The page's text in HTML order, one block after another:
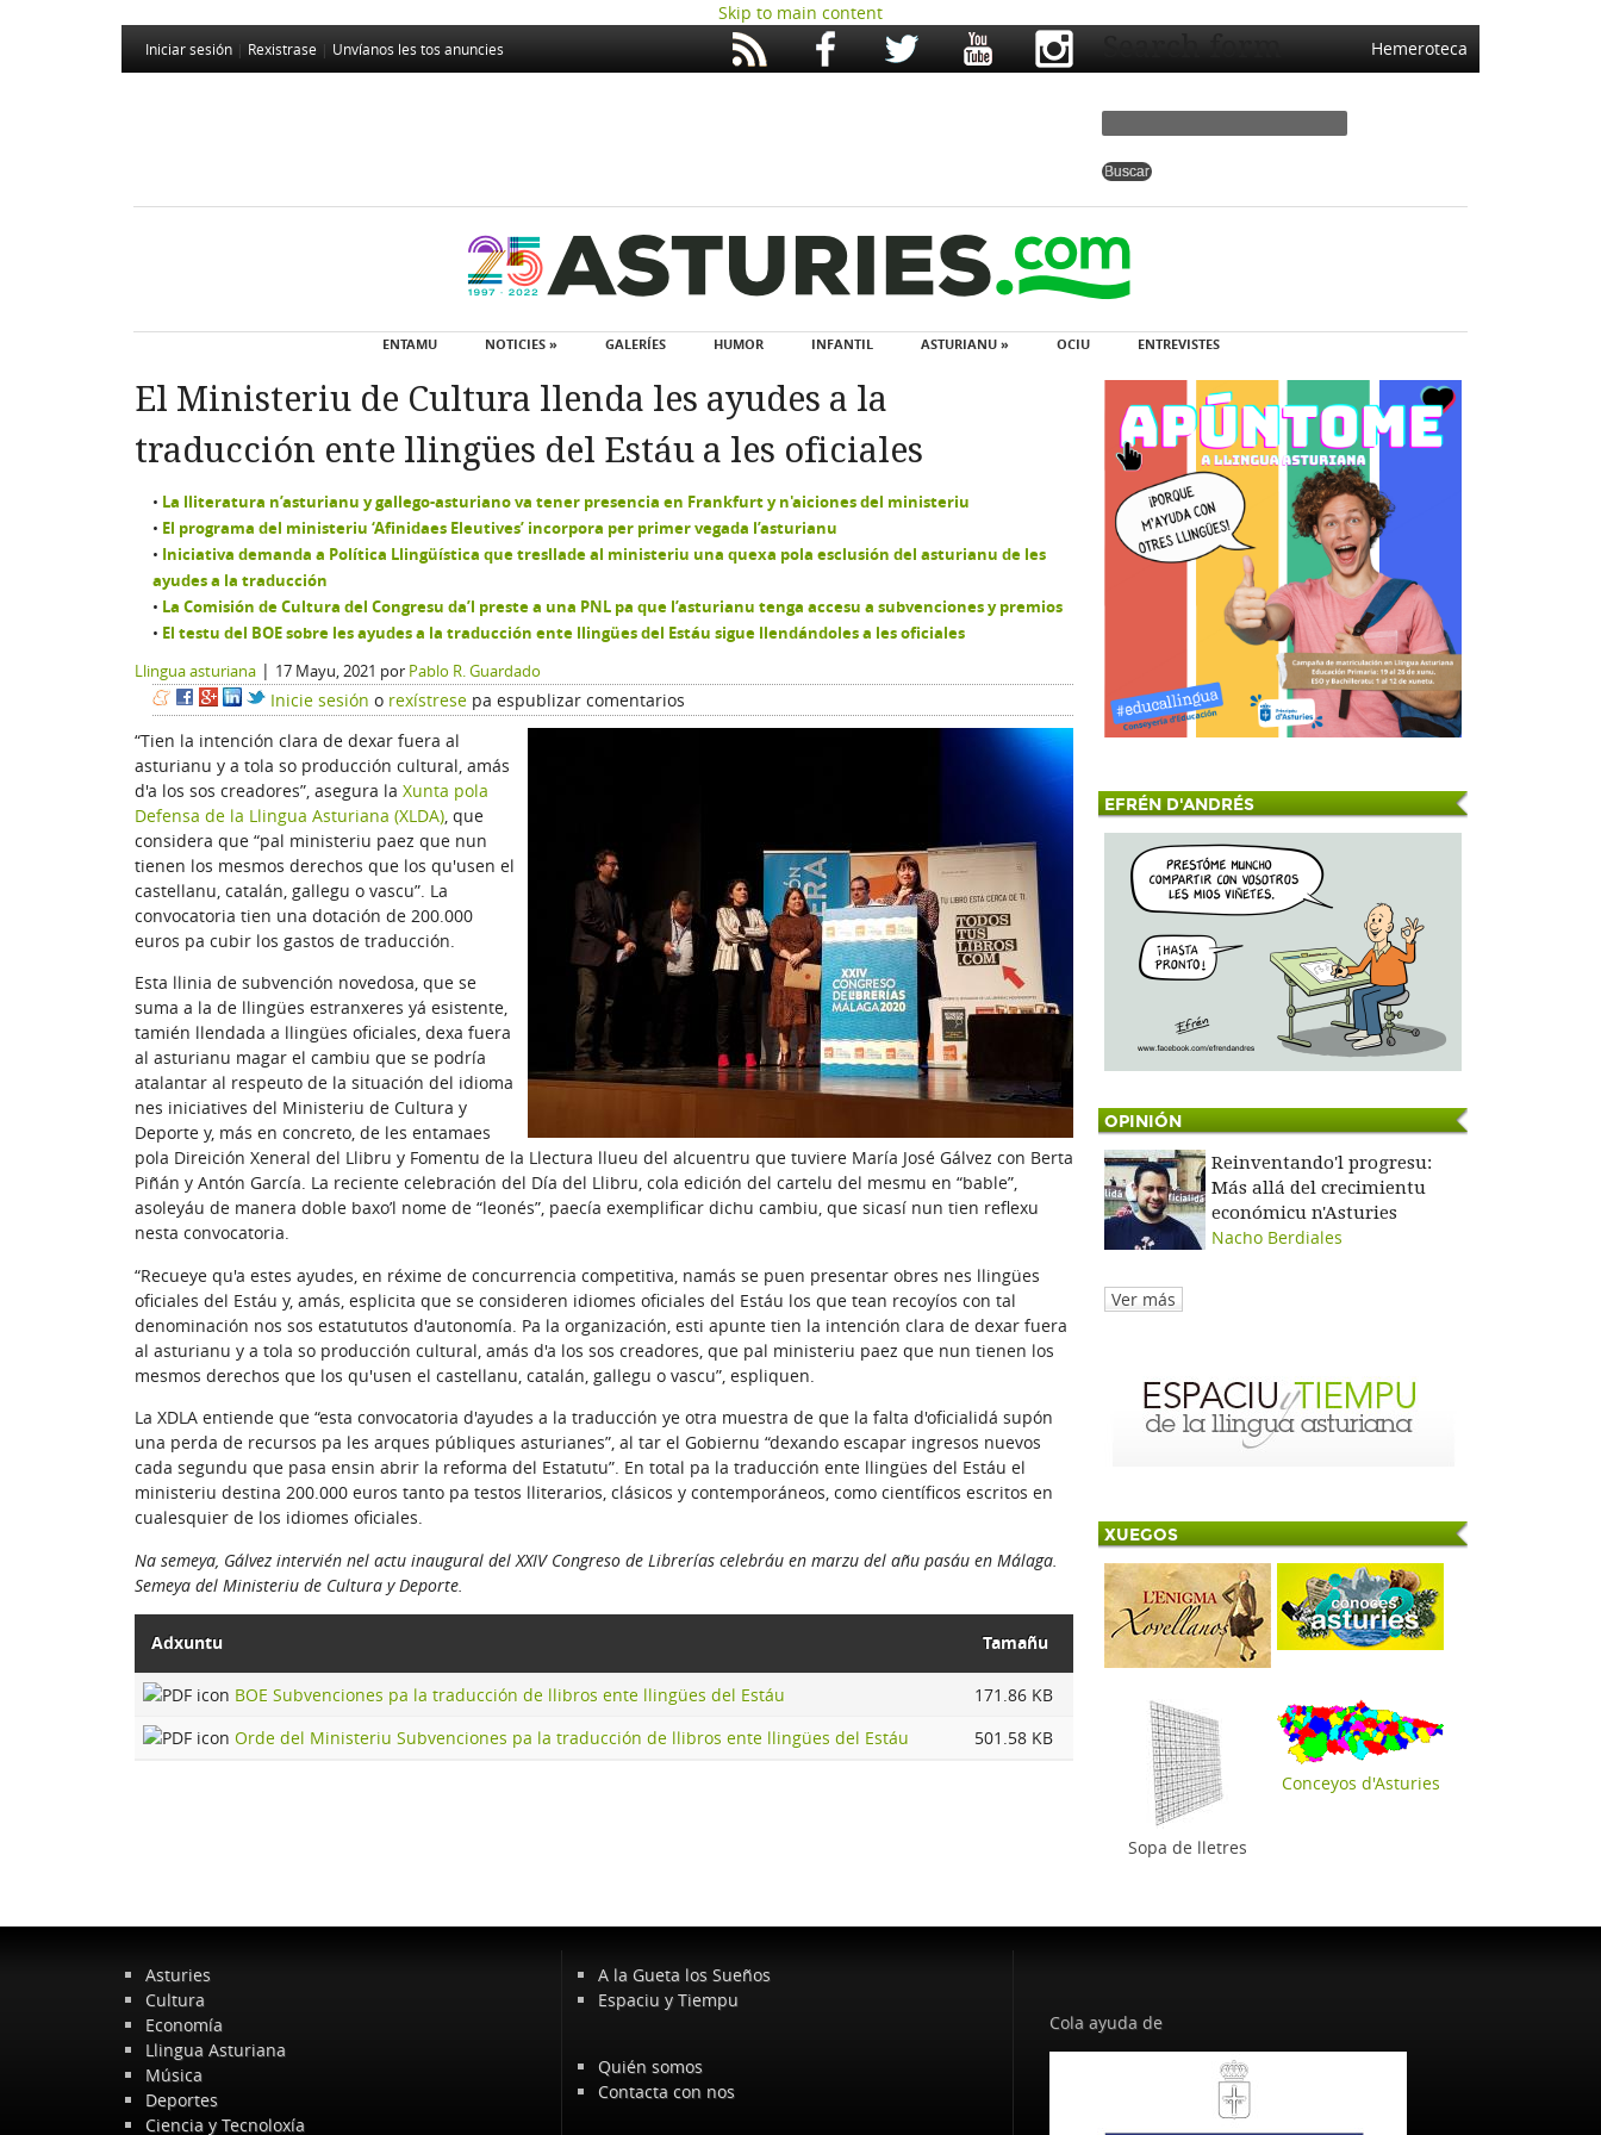
Skip to main content
Iniciar sesión Rexistrase Unvíanos les tos anuncies Hemeroteca
Search form
ENTAMU NOTICIES » GALERÍES HUMOR INFANTIL ASTURIANU » OCIU ENTREVISTES
El Ministeriu de Cultura llenda les ayudes a la
traducción ente llingües del Estáu a les oficiales
La lliteratura n’asturianu y gallego-asturiano va tener presencia en Frankfurt y n'aiciones del ministeriu
El programa del ministeriu ‘Afinidaes Eleutives’ incorpora per primer vegada l’asturianu
Iniciativa demanda a Política Llingüística que tresllade al ministeriu una quexa pola esclusión del asturianu de les
ayudes a la traducción
La Comisión de Cultura del Congresu da’l preste a una PNL pa que l’asturianu tenga accesu a subvenciones y premios
El testu del BOE sobre les ayudes a la traducción ente llingües del Estáu sigue llendándoles a les oficiales
Llingua asturiana | 17 Mayu, 2021 por Pablo R. Guardado
Inicie sesión o rexístrese pa espublizar comentarios
“Tien la intención clara de dexar fuera al
asturianu y a tola so producción cultural, amás
d'a los sos creadores”, asegura la Xunta pola
Defensa de la Llingua Asturiana (XLDA), que
considera que “pal ministeriu paez que nun
tienen los mesmos derechos que los qu'usen el
castellanu, catalán, gallegu o vascu”. La
convocatoria tien una dotación de 200.000
euros pa cubir los gastos de traducción.
Esta llinia de subvención novedosa, que se
suma a la de llingües estranxeres yá esistente,
tamién llendada a llingües oficiales, dexa fuera
al asturianu magar el cambiu que se podría
atalantar al respeuto de la situación del idioma
nes iniciatives del Ministeriu de Cultura y
Deporte y, más en concreto, de les entamaes
pola Direición Xeneral del Llibru y Fomentu de la Llectura llueu del alcuentru que tuviere María José Gálvez con Berta
Piñán y Antón García. La reciente celebración del Día del Llibru, cola edición del cartelu del mesmu en “bable”,
asoleyáu de manera doble baxo’l nome de “leonés”, paecía exemplificar dichu cambiu, que sicasí nun tien reflexu
nesta convocatoria.
“Recueye qu'a estes ayudes, en réxime de concurrencia competitiva, namás se puen presentar obres nes llingües
oficiales del Estáu y, amás, esplicita que se consideren idiomes oficiales del Estáu los que tean recoyíos con tal
denominación nos sos estatututos d'autonomía. Pa la organización, esti apunte tien la intención clara de dexar fuera
al asturianu y a tola so producción cultural, amás d'a los sos creadores, que pal ministeriu paez que nun tienen los
mesmos derechos que los qu'usen el castellanu, catalán, gallegu o vascu”, espliquen.
La XDLA entiende que “esta convocatoria d'ayudes a la traducción ye otra muestra de que la falta d'oficialidá supón
una perda de recursos pa les arques públiques asturianes”, al tar el Gobiernu “dexando escapar ingresos nuevos
cada segundu que pasa ensin abrir la reforma del Estatutu”. En total pa la traducción ente llingües del Estáu el
ministeriu destina 200.000 euros tanto pa testos lliterarios, clásicos y contemporáneos, como científicos escritos en
cualesquier de los idiomes oficiales.
Na semeya, Gálvez intervién nel actu inaugural del XXIV Congreso de Librerías celebráu en marzu del añu pasáu en Málaga.
Semeya del Ministeriu de Cultura y Deporte.
Adxuntu Tamañu
BOE Subvenciones pa la traducción de llibros ente llingües del Estáu
171.86 KB
Orde del Ministeriu Subvenciones pa la traducción de llibros ente llingües del Estáu
501.58 KB
EFRÉN D'ANDRÉS
OPINIÓN
Reinventando'l progresu:
Más allá del crecimientu
económicu n'Asturies
Nacho Berdiales
Ver más
XUEGOS
Sopa de lletres
Conceyos d'Asturies
Asturies
Cultura
Economía
Llingua Asturiana
Música
Deportes
Ciencia y Tecnoloxía
A la Gueta los Sueños
Espaciu y Tiempu
Quién somos
Contacta con nos
Cola ayuda de